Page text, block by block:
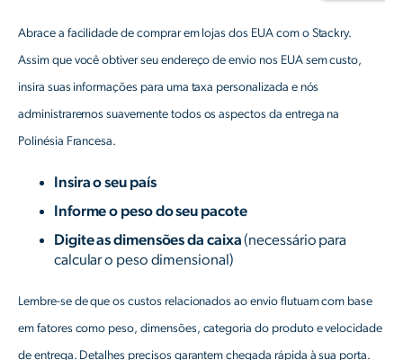
Abrace a facilidade de comprar em lojas dos EUA com o Stackry.
Assim que você obtiver seu endereço de envio nos EUA sem custo,
insira suas informações para uma taxa personalizada e nós
administraremos suavemente todos os aspectos da entrega na
Polinésia Francesa.
Insira o seu país
Informe o peso do seu pacote
Digite as dimensões da caixa(necessário para
calcular o peso dimensional)
Lembre-se de que os custos relacionados ao envio flutuam com base
em fatores como peso, dimensões, categoria do produto e velocidade
de entrega. Detalhes precisos garantem chegada rápida à sua porta.